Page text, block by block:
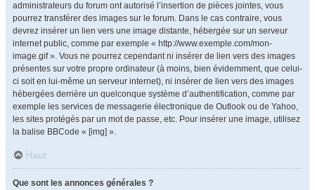
administrateurs du forum ont autorisé l’insertion de pièces jointes, vous
pourrez transférer des images sur le forum. Dans le cas contraire, vous
devrez insérer un lien vers une image distante, hébergée sur un serveur
internet public, comme par exemple « http://www.exemple.com/mon-
image.gif ». Vous ne pourrez cependant ni insérer de lien vers des images
présentes sur votre propre ordinateur (à moins, bien évidemment, que celui-
ci soit en lui-même un serveur internet), ni insérer de lien vers des images
hébergées derrière un quelconque système d’authentification, comme par
exemple les services de messagerie électronique de Outlook ou de Yahoo,
les sites protégés par un mot de passe, etc. Pour insérer une image, utilisez
la balise BBCode « [img] ».
Haut
Que sont les annonces générales ?